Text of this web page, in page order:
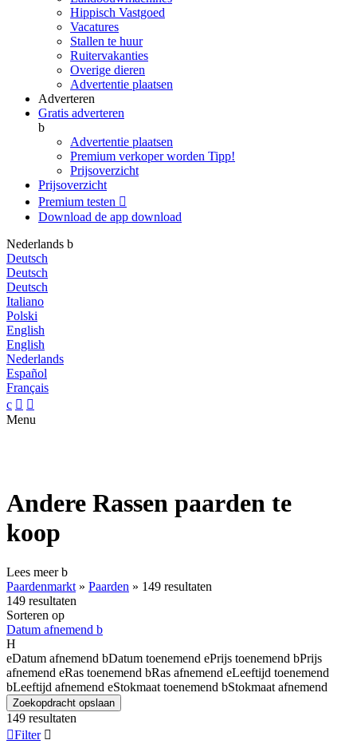
Hippisch Vastgoed
Vacatures
Stallen te huur
Ruitervakanties
Overige dieren
Advertentie plaatsen
Adverteren
Gratis adverteren
b
Advertentie plaatsen
Premium verkoper worden Tipp!
Prijsoverzicht
Prijsoverzicht
Premium testen 
Download de app download
Nederlands b
Deutsch
Deutsch
Deutsch
Italiano
Polski
English
English
Nederlands
Español
Français
c  
Menu
Andere Rassen paarden te
koop
Lees meerb
Paardenmarkt » Paarden » 149 resultaten
149 resultaten
Sorteren op
Datum afnemend b
H
eDatum afnemend bDatum toenemend ePrijs toenemend bPrijs
afnemend eRas toenemend bRas afnemend eLeeftijd toenemend
bLeeftijd afnemend eStokmaat toenemend bStokmaat afnemend
Zoekopdracht opslaan
149 resultaten
Filter 